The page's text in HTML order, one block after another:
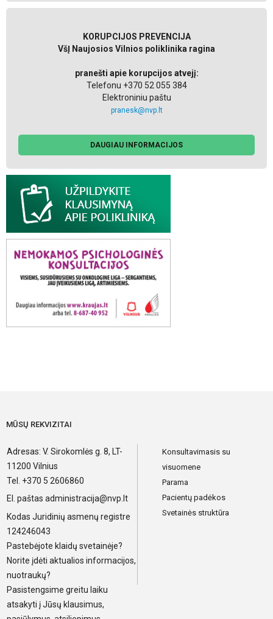
KORUPCIJOS PREVENCIJA
VšĮ Naujosios Vilnios poliklinika ragina
pranešti apie korupcijos atvejį:
Telefonu +370 52 055 384
Elektroniniu paštu
pranesk@nvp.lt
DAUGIAU INFORMACIJOS
MŪSŲ REKVIZITAI
Adresas: V. Sirokomlės g. 8, LT-
11200 Vilnius
Tel. +370 5 2606860
El. paštas administracija@nvp.lt
Kodas Juridinių asmenų registre
124246043
Pastebėjote klaidų svetainėje?
Norite įdėti aktualios informacijos,
nuotraukų?
Pasistengsime greitu laiku
atsakyti į Jūsų klausimus,
Konsultavimasis su
visuomene
Parama
Pacientų padėkos
Svetainės struktūra